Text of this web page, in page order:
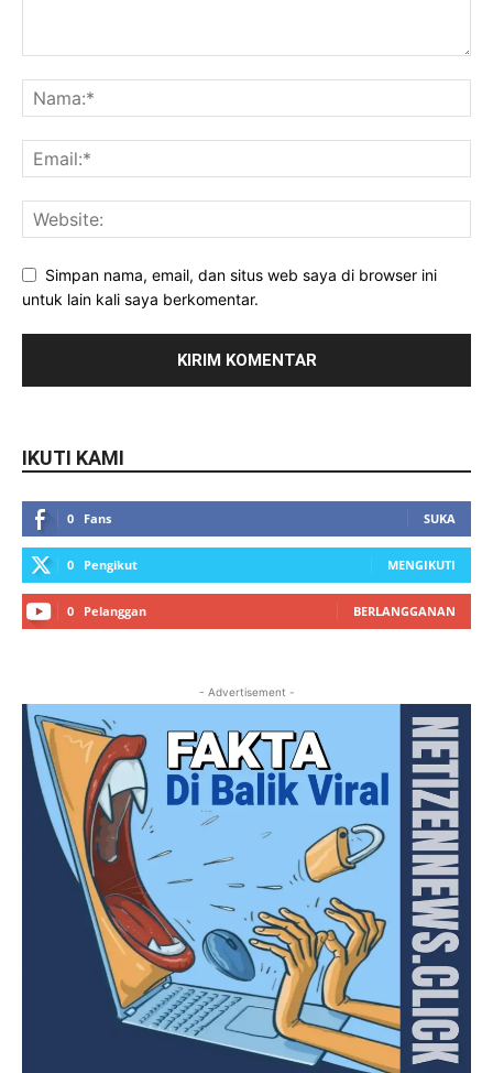
Simpan nama, email, dan situs web saya di browser ini
untuk lain kali saya berkomentar.
IKUTI KAMI
0 Fans SUKA
0 Pengikut MENGIKUTI
0 Pelanggan BERLANGGANAN
- Advertisement -